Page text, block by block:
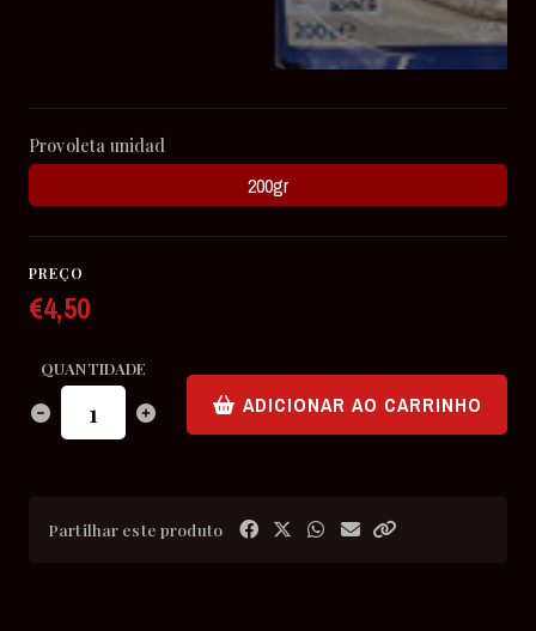
Provoleta unidad
200gr
PREÇO
€4,50
QUANTIDADE
ADICIONAR AO CARRINHO
Partilhar este produto